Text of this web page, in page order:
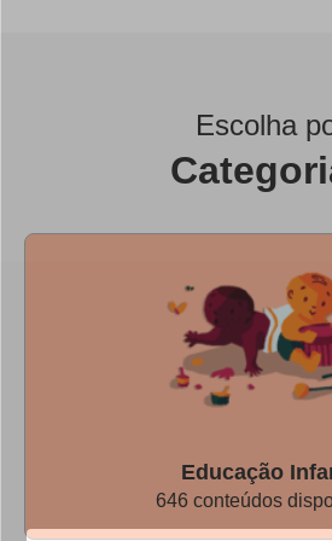
Escolha
Educação
646 conteúdos